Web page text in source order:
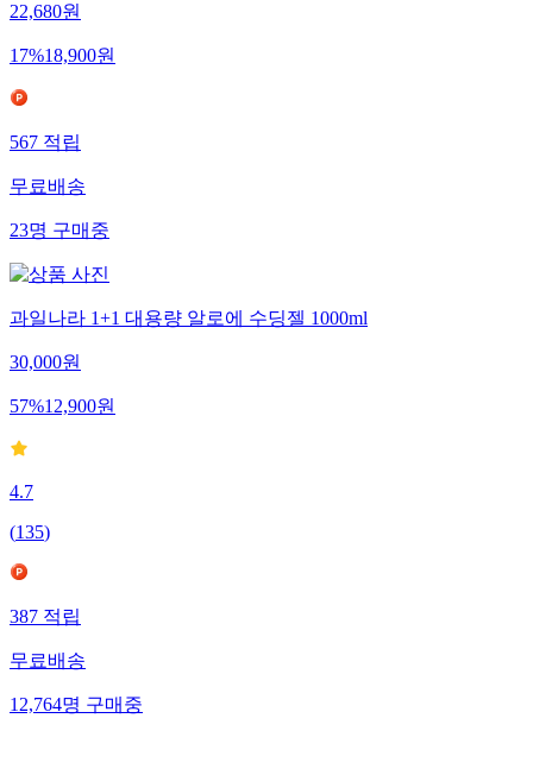
22,680원
17%18,900원
567적립
무료배송
23명구매중
과일나라 1+1 대용량 알로에 수딩젤 1000ml
30,000원
57%12,900원
4.7
(135)
387적립
무료배송
12,764명구매중